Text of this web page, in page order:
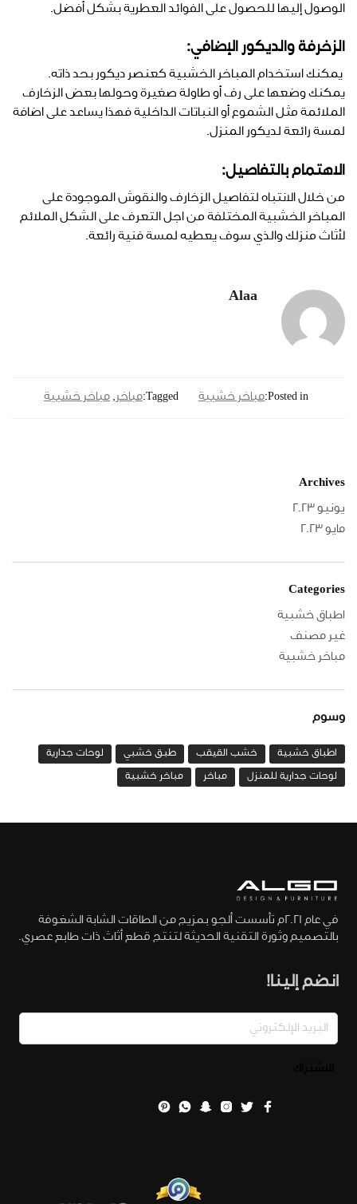
الوصول إليها للحصول على الفوائد العطرية بشكل أفضل.
الزخرفة والديكور الإضافي:
يمكنك استخدام المباخر الخشبية كعنصر ديكور بحد ذاته.
يمكنك وضعها على رف أو طاولة صغيرة وحولها بعض الزخارف
الملائمة مثل الشموع أو النباتات الداخلية فهذا يساعد على اضافة
لمسة رائعة لديكور المنزل.
الاهتمام بالتفاصيل:
من خلال الانتباه لتفاصيل الزخارف والنقوش الموجودة على
المباخر الخشبية المختلفة من اجل التعرف على الشكل الملائم
لأثاث منزلك والذي سوف يعطيه لمسة فنية رائعة.
Alaa
Posted in: مباخر خشبية Tagged: مباخر , مباخر خشبية
Archives
يونيو 2023
مايو 2023
Categories
اطباق خشبية
غير مصنف
مباخر خشبية
وسوم
اطباق خشبية خشب القيقب طبق خشبي لوحات جدارية
لوحات جدارية للمنزل مباخر مباخر خشبية
في عام 2021م تأسست ألجو بمزيج من الطاقات الشابة الشغوفة
بالتصميم وثورة التقنية الحديثة لتنتج قطع أثاث ذات طابع عصري.
انضم إلينا!